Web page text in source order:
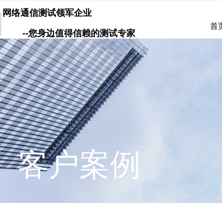
首
网络通信测试领军企业
--您身边值得信赖的测试专家
客户案例